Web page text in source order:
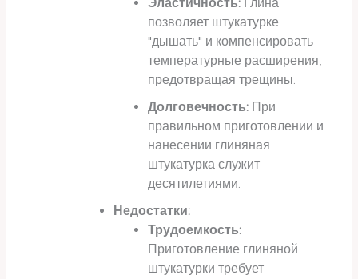
Эластичность: Глина
позволяет штукатурке
"дышать" и компенсировать
температурные расширения,
предотвращая трещины.
Долговечность: При
правильном приготовлении и
нанесении глиняная
штукатурка служит
десятилетиями.
Недостатки:
Трудоемкость:
Приготовление глиняной
штукатурки требует